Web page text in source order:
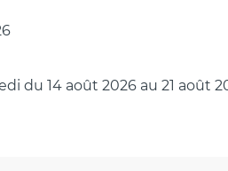
du 14 août 2026 au 21 août